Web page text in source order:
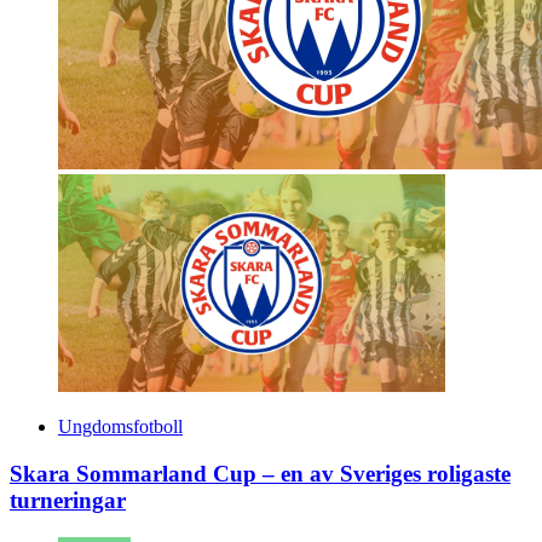
Ungdomsfotboll
Skara Sommarland Cup – en av Sveriges roligaste
turneringar